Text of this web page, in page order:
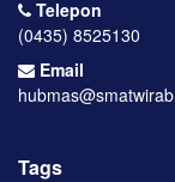
Telepon
(0435) 8525130
Email
Tags